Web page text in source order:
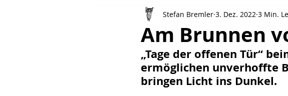
Am Brunnen
Stefan Bremler 3. Dez. 2022 3 Min.
„Tage der offenen Tür“
ermöglichen unverhoffte
bringen Licht ins Dunkel.